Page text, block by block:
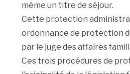
même un titre de séjour.
Cette protection
ordonnance de protection
par le juge des affaires
Ces trois procédures de